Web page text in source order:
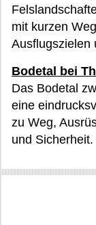
mit kurzen
Ausflugszielen
Bodetal bei
Das Bodetal
eine
zu Weg,
und Sicherheit.